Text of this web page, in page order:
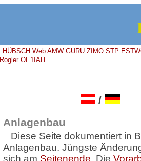
HÜBSCH Web AMW GURU ZIMO STP
Rogler OE1IAH
/
Anlagenbau
Diese Seite dokumentiert in
Anlagenbau. Jüngste
sich am Seitenende. Die